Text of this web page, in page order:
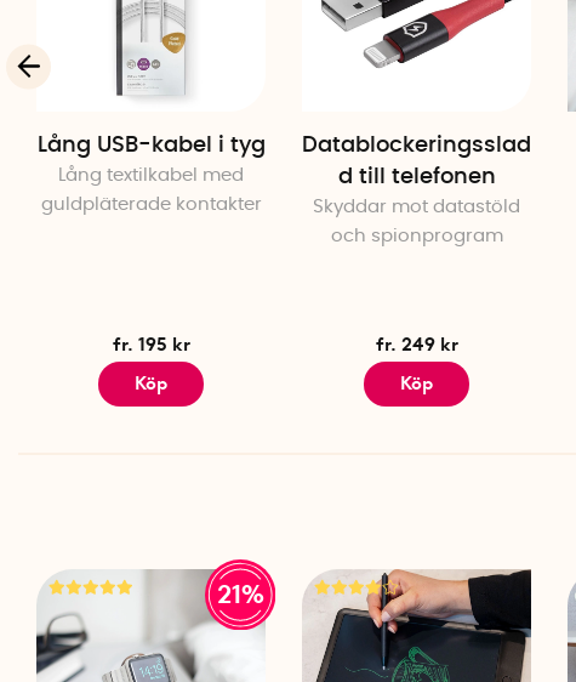
Lång USB-kabel i tyg
Lång textilkabel med
guldpläterade kontakter
fr. 195 kr
Köp
Datablockeringsslad
d till telefonen
Skyddar mot datastöld
och spionprogram
fr. 249 kr
Köp
21%